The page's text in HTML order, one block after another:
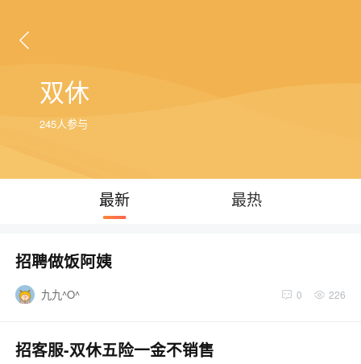
双休
245人参与
最新 最热
招聘做饭阿姨
九九^O^ 0 226
招客服-双休五险一金不销售